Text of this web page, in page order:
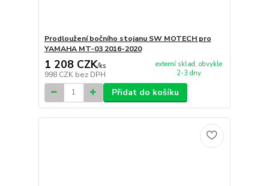
Prodloužení bočního stojanu SW MOTECH pro
YAMAHA MT-03 2016-2020
1 208 CZK/ks
998 CZK bez DPH
externí sklad, obvykle
2-3 dny
Přidat do košíku